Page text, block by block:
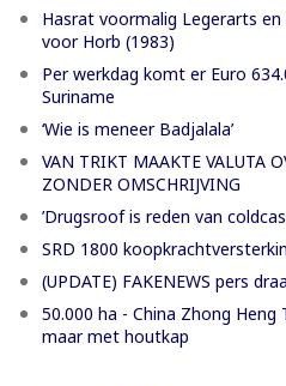
Hasrat voormalig Legerarts
voor Horb (1983)
Per werkdag komt er Euro
Suriname
‘Wie is meneer Badjalala’
VAN TRIKT MAAKTE VALUTA
ZONDER OMSCHRIJVING
’Drugsroof is reden van
SRD 1800
(UPDATE) FAKENEWS pers
50.000 ha - China Zhong
maar met houtkap